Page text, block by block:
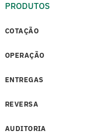
PRODUTOS
COTAÇÃO
OPERAÇÃO
ENTREGAS
REVERSA
AUDITORIA